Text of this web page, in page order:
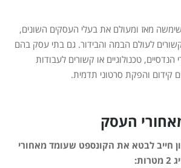
מאז ומעולם את בעלי העסקים השונים,
לעולם הבמה והבידור. גם בתי עסק בהם
הנדסיים, טכנולוגיים או קשורים לעבודות
קידום והפקת סרטוני תדמית.
העסק
חייב לבטא את הקונספט שעומד מאחורי